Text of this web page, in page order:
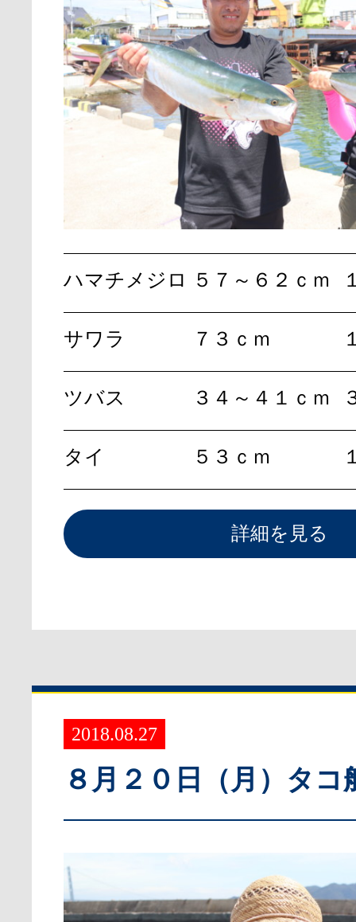
ハマチメジロ ５７～６２ｃｍ
サワラ ７３ｃｍ
ツバス ３４～４１ｃｍ
タイ ５３ｃｍ
詳細を見る
2018.08.27
８月２０日（月）タコ